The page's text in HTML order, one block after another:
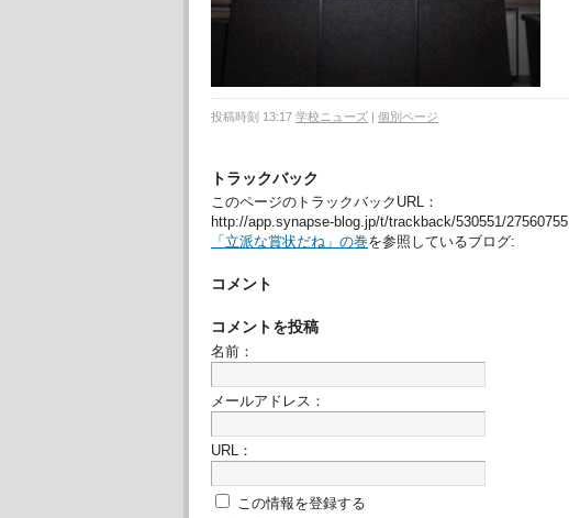
投稿時刻 13:17 学校ニューズ | 個別ページ
トラックバック
このページのトラックバックURL：
http://app.synapse-blog.jp/t/trackback/530551/27560755
「立派な賞状だね」の巻を参照しているブログ:
コメント
コメントを投稿
名前：
メールアドレス：
URL：
この情報を登録する